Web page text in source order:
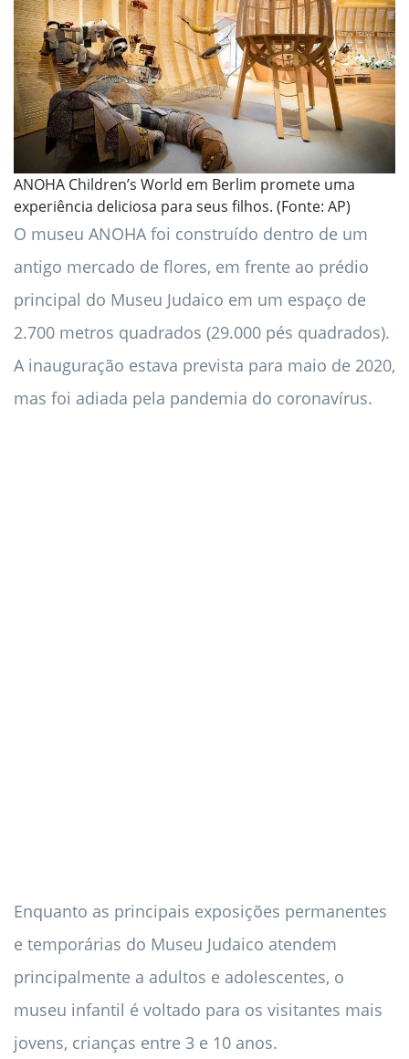
ANOHA Children’s World em Berlim promete uma
experiência deliciosa para seus filhos. (Fonte: AP)
O museu ANOHA foi construído dentro de um
antigo mercado de flores, em frente ao prédio
principal do Museu Judaico em um espaço de
2.700 metros quadrados (29.000 pés quadrados).
A inauguração estava prevista para maio de 2020,
mas foi adiada pela pandemia do coronavírus.
Enquanto as principais exposições permanentes
e temporárias do Museu Judaico atendem
principalmente a adultos e adolescentes, o
museu infantil é voltado para os visitantes mais
jovens, crianças entre 3 e 10 anos.